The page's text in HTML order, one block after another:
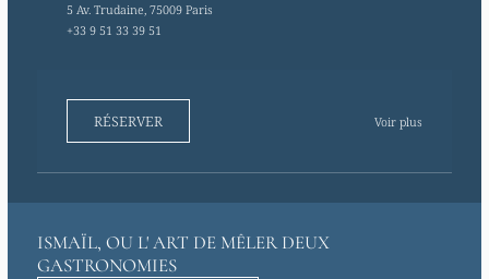
5 Av. Trudaine, 75009 Paris
+33 9 51 33 39 51
RÉSERVER Voir plus
ISMAÏL, OU L' ART DE MÊLER DEUX
GASTRONOMIES